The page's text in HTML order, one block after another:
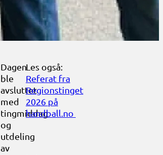
Dagen
ble
avsluttet
med
tingmiddag
og
utdeling
av
Les også:
Referat fra
Regionstinget
2026 på
handball.no